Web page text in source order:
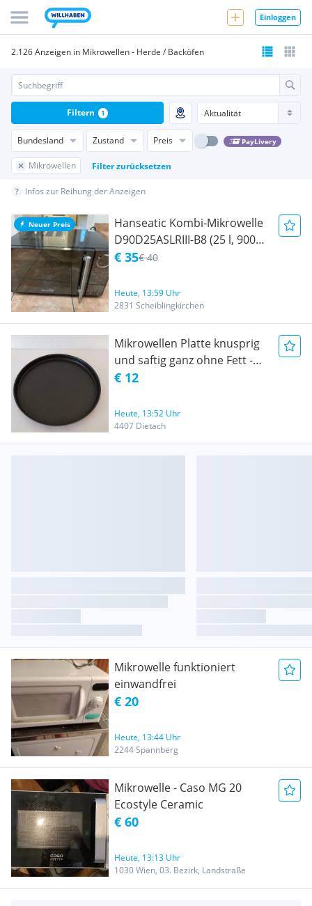
Einloggen
2.126 Anzeigen in Mikrowellen - Herde / Backöfen
Bundesland Zustand Preis PayLivery
Mikrowellen Filter zurücksetzen
Filtern 1
Infos zur Reihung der Anzeigen
Neuer Preis
Hanseatic Kombi-Mikrowelle
D90D25ASLRIII-B8 (25 l, 900
W, Grill + Umluft)
€ 35€ 40
Heute, 13:59 Uhr
2831 Scheiblingkirchen
Mikrowellen Platte knusprig
und saftig ganz ohne Fett -
wie aus dem Backofen 26cm
€ 12
Heute, 13:52 Uhr
4407 Dietach
Mikrowelle funktioniert
einwandfrei
€ 20
Heute, 13:44 Uhr
2244 Spannberg
Mikrowelle - Caso MG 20
Ecostyle Ceramic
€ 60
Heute, 13:13 Uhr
1030 Wien, 03. Bezirk, Landstraße